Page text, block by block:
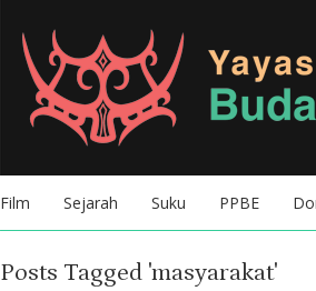
Film Sejarah Suku PPBE
Posts Tagged 'masyarakat'